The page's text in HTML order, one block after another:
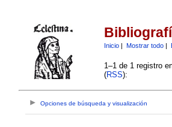
Inicio| Mostrar todo|
1–1 de 1 registro
(RSS):
Opciones de búsqueda y visualización